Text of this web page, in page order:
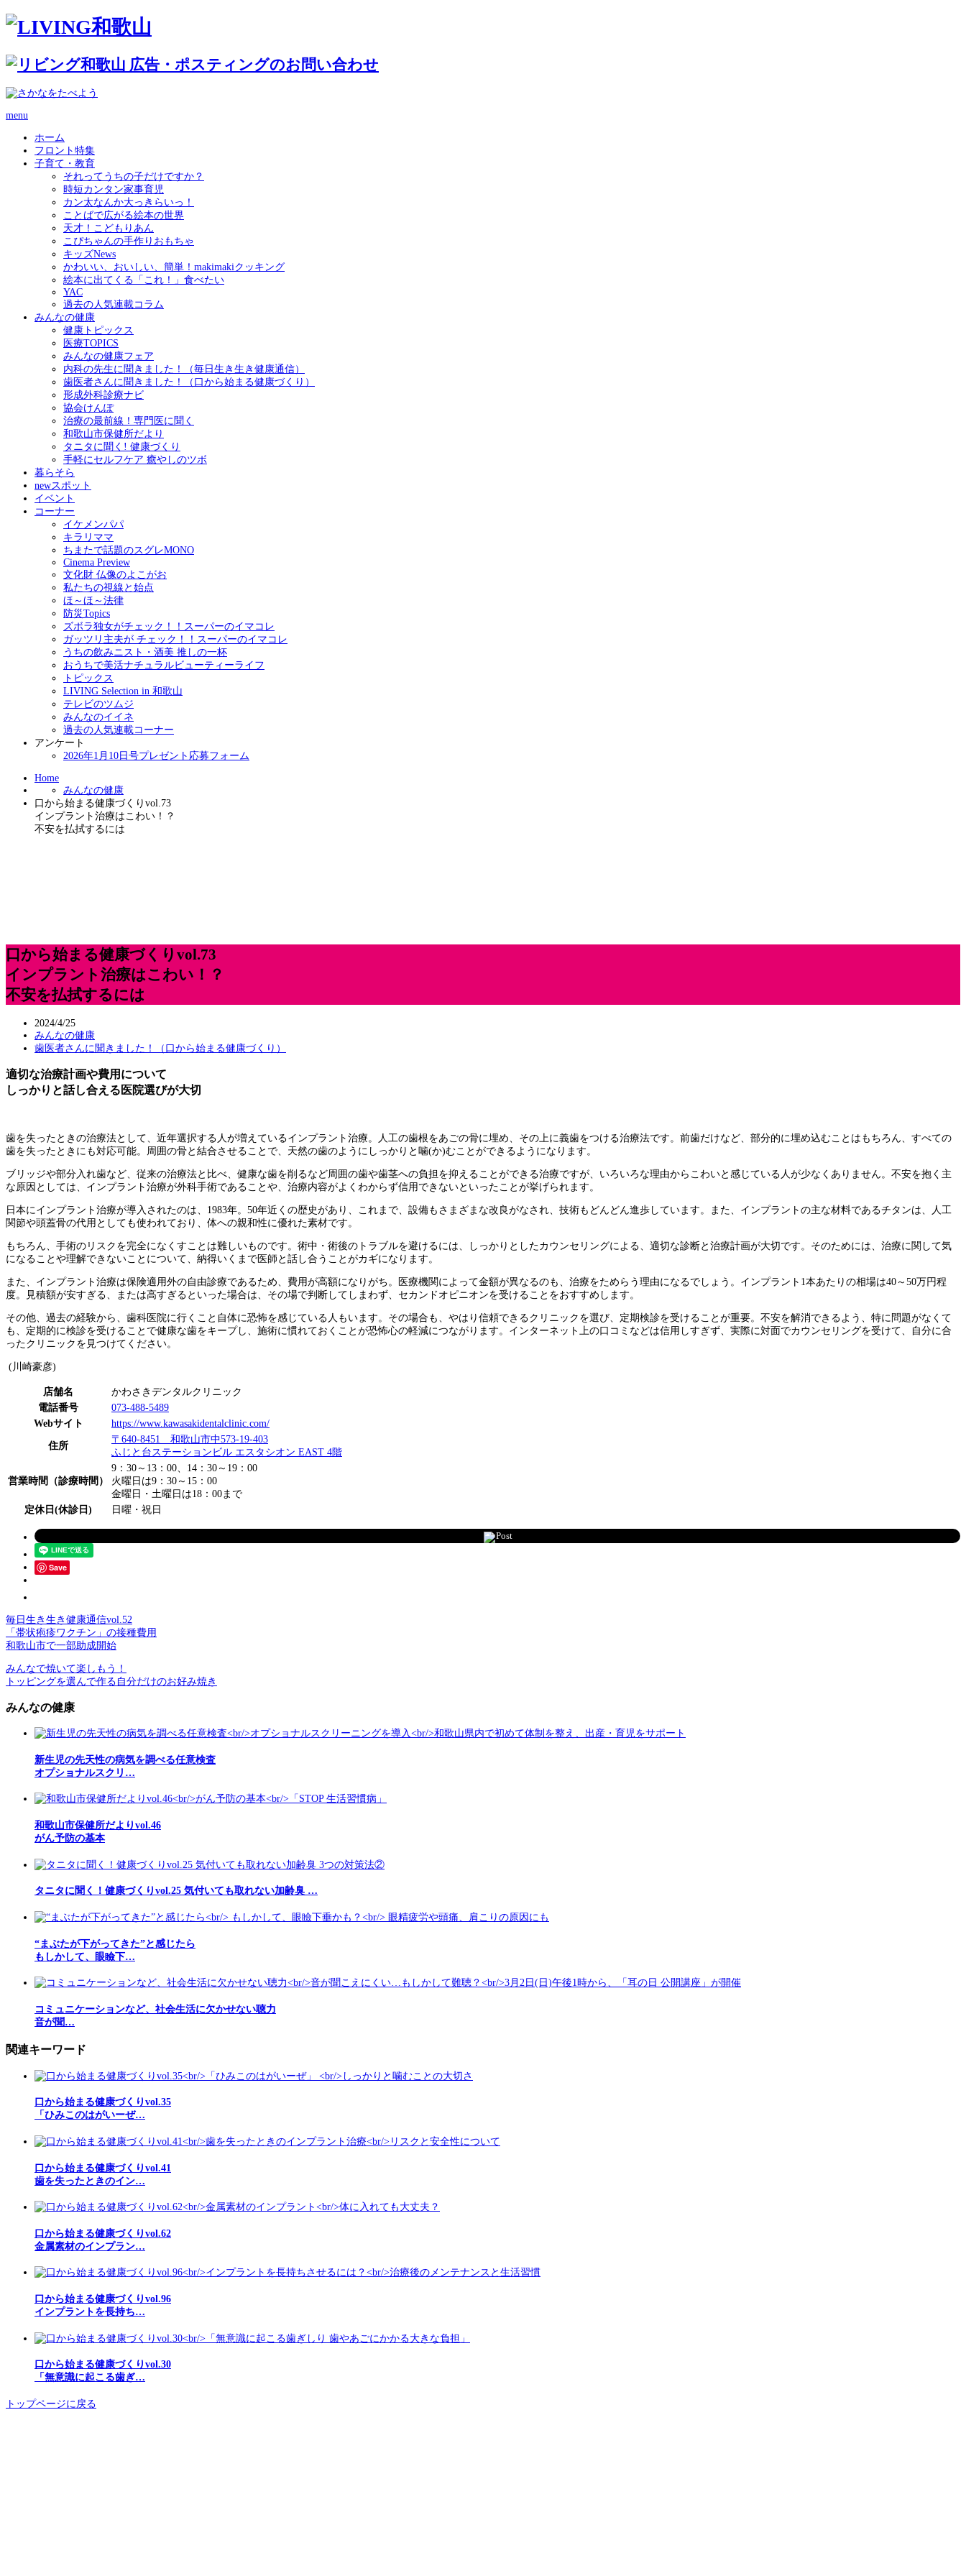
menu
ホーム
フロント特集
子育て・教育
それってうちの子だけですか？
時短カンタン家事育児
カン太なんか大っきらいっ！
ことばで広がる絵本の世界
天才！こどもりあん
こぴちゃんの手作りおもちゃ
キッズNews
かわいい、おいしい、簡単！makimakiクッキング
絵本に出てくる「これ！」食べたい
YAC
過去の人気連載コラム
みんなの健康
健康トピックス
医療TOPICS
みんなの健康フェア
内科の先生に聞きました！（毎日生き生き健康通信）
歯医者さんに聞きました！（口から始まる健康づくり）
形成外科診療ナビ
協会けんぽ
治療の最前線！専門医に聞く
和歌山市保健所だより
タニタに聞く! 健康づくり
手軽にセルフケア 癒やしのツボ
暮らそら
newスポット
イベント
コーナー
イケメンパパ
キラリママ
ちまたで話題のスグレMONO
Cinema Preview
文化財 仏像のよこがお
私たちの視線と始点
ほ～ほ～法律
防災Topics
ズボラ独女がチェック！！スーパーのイマコレ
ガッツリ主夫が チェック！！スーパーのイマコレ
うちの飲みニスト・酒美 推しの一杯
おうちで美活ナチュラルビューティーライフ
トピックス
LIVING Selection in 和歌山
テレビのツムジ
みんなのイイネ
過去の人気連載コーナー
アンケート
2026年1月10日号プレゼント応募フォーム
Home
みんなの健康
口から始まる健康づくりvol.73
インプラント治療はこわい！？
不安を払拭するには
口から始まる健康づくりvol.73
インプラント治療はこわい！？
不安を払拭するには
2024/4/25
みんなの健康
歯医者さんに聞きました！（口から始まる健康づくり）
適切な治療計画や費用について
しっかりと話し合える医院選びが大切
歯を失ったときの治療法として、近年選択する人が増えているインプラント治療。人工の歯根をあごの骨に埋め、その上に義歯をつける治療法です。前歯だけなど、部分的に埋め込むことはもちろん、すべての
歯を失ったときにも対応可能。周囲の骨と結合させることで、天然の歯のようにしっかりと噛(か)むことができるようになります。
ブリッジや部分入れ歯など、従来の治療法と比べ、健康な歯を削るなど周囲の歯や歯茎への負担を抑えることができる治療ですが、いろいろな理由からこわいと感じている人が少なくありません。不安を抱く主
な原因としては、インプラント治療が外科手術であることや、治療内容がよくわからず信用できないといったことが挙げられます。
日本にインプラント治療が導入されたのは、1983年。50年近くの歴史があり、これまで、設備もさまざまな改良がなされ、技術もどんどん進歩しています。また、インプラントの主な材料であるチタンは、人工
関節や頭蓋骨の代用としても使われており、体への親和性に優れた素材です。
もちろん、手術のリスクを完全になくすことは難しいものです。術中・術後のトラブルを避けるには、しっかりとしたカウンセリングによる、適切な診断と治療計画が大切です。そのためには、治療に関して気
になることや理解できないことについて、納得いくまで医師と話し合うことがカギになります。
また、インプラント治療は保険適用外の自由診療であるため、費用が高額になりがち。医療機関によって金額が異なるのも、治療をためらう理由になるでしょう。インプラント1本あたりの相場は40～50万円程
度。見積額が安すぎる、または高すぎるといった場合は、その場で判断してしまわず、セカンドオピニオンを受けることをおすすめします。
その他、過去の経験から、歯科医院に行くこと自体に恐怖を感じている人もいます。その場合も、やはり信頼できるクリニックを選び、定期検診を受けることが重要。不安を解消できるよう、特に問題がなくて
も、定期的に検診を受けることで健康な歯をキープし、施術に慣れておくことが恐怖心の軽減につながります。インターネット上の口コミなどは信用しすぎず、実際に対面でカウンセリングを受けて、自分に合
ったクリニックを見つけてください。
(川崎豪彦)
店舗名
かわさきデンタルクリニック
電話番号
073-488-5489
Webサイト
https://www.kawasakidentalclinic.com/
住所
〒640-8451 和歌山市中573-19-403
ふじと台ステーションビル エスタシオン EAST 4階
営業時間（診療時間）
9：30～13：00、14：30～19：00
火曜日は9：30～15：00
金曜日・土曜日は18：00まで
定休日(休診日)
日曜・祝日
Post
Save
毎日生き生き健康通信vol.52
「帯状疱疹ワクチン」の接種費用
和歌山市で一部助成開始
みんなで焼いて楽しもう！
トッピングを選んで作る自分だけのお好み焼き
みんなの健康
新生児の先天性の病気を調べる任意検査
オプショナルスクリ…
和歌山市保健所だよりvol.46
がん予防の基本
タニタに聞く！健康づくりvol.25 気付いても取れない加齢臭 …
“まぶたが下がってきた”と感じたら
もしかして、眼瞼下…
コミュニケーションなど、社会生活に欠かせない聴力
音が聞…
関連キーワード
口から始まる健康づくりvol.35
「ひみこのはがいーぜ…
口から始まる健康づくりvol.41
歯を失ったときのイン…
口から始まる健康づくりvol.62
金属素材のインプラン…
口から始まる健康づくりvol.96
インプラントを長持ち…
口から始まる健康づくりvol.30
「無意識に起こる歯ぎ…
トップページに戻る